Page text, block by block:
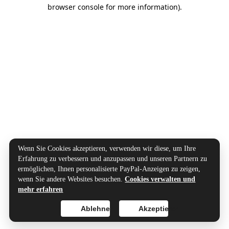
browser console for more information).
Wenn Sie Cookies akzeptieren, verwenden wir diese, um Ihre
Erfahrung zu verbessern und anzupassen und unseren Partnern zu
ermöglichen, Ihnen personalisierte PayPal-Anzeigen zu zeigen,
wenn Sie andere Websites besuchen.Cookies verwalten und
mehr erfahren
Akzeptieren
Ablehnen